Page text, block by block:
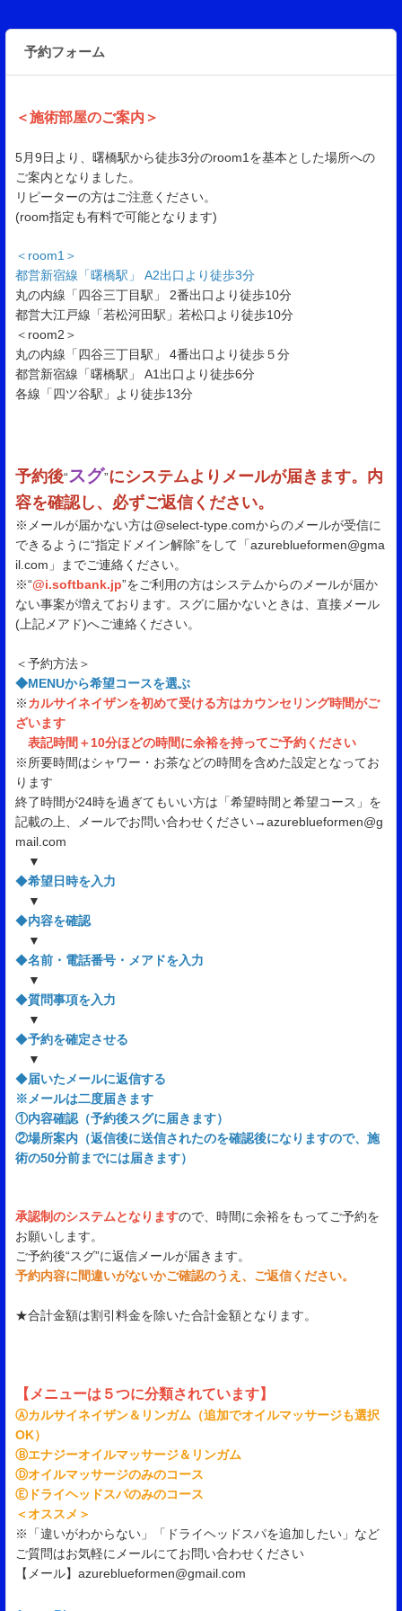
予約フォーム
＜施術部屋のご案内＞
5月9日より、曙橋駅から徒歩3分のroom1を基本とした場所への
ご案内となりました。
リピーターの方はご注意ください。
(room指定も有料で可能となります)
＜room1＞
都営新宿線「曙橋駅」 A2出口より徒歩3分
丸の内線「四谷三丁目駅」 2番出口より徒歩10分
都営大江戸線「若松河田駅」若松口より徒歩10分
＜room2＞
丸の内線「四谷三丁目駅」 4番出口より徒歩５分
都営新宿線「曙橋駅」 A1出口より徒歩6分
各線「四ツ谷駅」より徒歩13分
予約後“スグ”にシステムよりメールが届きます。内
容を確認し、必ずご返信ください。
※メールが届かない方は@select-type.comからのメールが受信に
できるように“指定ドメイン解除”をして「azureblueformen@gma
il.com」までご連絡ください。
※“@i.softbank.jp”をご利用の方はシステムからのメールが届か
ない事案が増えております。スグに届かないときは、直接メール
(上記メアド)へご連絡ください。
＜予約方法＞
◆MENUから希望コースを選ぶ
※カルサイネイザンを初めて受ける方はカウンセリング時間がご
ざいます
表記時間＋10分ほどの時間に余裕を持ってご予約ください
※所要時間はシャワー・お茶などの時間を含めた設定となってお
ります
終了時間が24時を過ぎてもいい方は「希望時間と希望コース」を
記載の上、メールでお問い合わせください→azureblueformen@g
mail.com
▼
◆希望日時を入力
▼
◆内容を確認
▼
◆名前・電話番号・メアドを入力
▼
◆質問事項を入力
▼
◆予約を確定させる
▼
◆届いたメールに返信する
※メールは二度届きます
①内容確認（予約後スグに届きます）
②場所案内（返信後に送信されたのを確認後になりますので、施
術の50分前までには届きます）
承認制のシステムとなりますので、時間に余裕をもってご予約を
お願いします。
ご予約後“スグ”に返信メールが届きます。
予約内容に間違いがないかご確認のうえ、ご返信ください。
★合計金額は割引料金を除いた合計金額となります。
【メニューは５つに分類されています】
Ⓐカルサイネイザン＆リンガム（追加でオイルマッサージも選択
OK）
Ⓑエナジーオイルマッサージ＆リンガム
Ⓓオイルマッサージのみのコース
Ⓔドライヘッドスパのみのコース
＜オススメ＞
※「違いがわからない」「ドライヘッドスパを追加したい」など
ご質問はお気軽にメールにてお問い合わせください
【メール】azureblueformen@gmail.com